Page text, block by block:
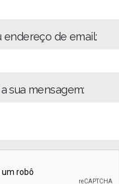
endereço de email:
sua mensagem: